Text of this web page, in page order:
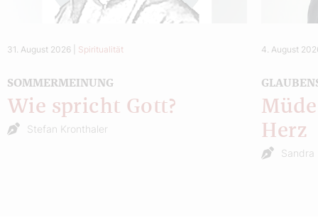
31. August 2026 Spiritualität
SOMMERMEINUNG
Wie spricht Gott?
Stefan Kronthaler
4. August
Herz
Sandra